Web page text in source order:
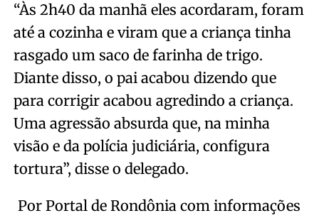
“Às 2h40 da manhã eles acordaram, foram
até a cozinha e viram que a criança tinha
rasgado um saco de farinha de trigo.
Diante disso, o pai acabou dizendo que
para corrigir acabou agredindo a criança.
Uma agressão absurda que, na minha
visão e da polícia judiciária, configura
tortura”, disse o delegado.
Por Portal de Rondônia com informações